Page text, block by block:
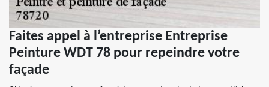
Faites appel à l’entreprise Entreprise
Peinture WDT 78 pour repeindre votre
façade